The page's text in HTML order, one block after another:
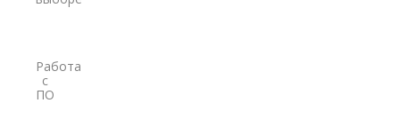
Radiodetection
Программы
Работа
с
ПО